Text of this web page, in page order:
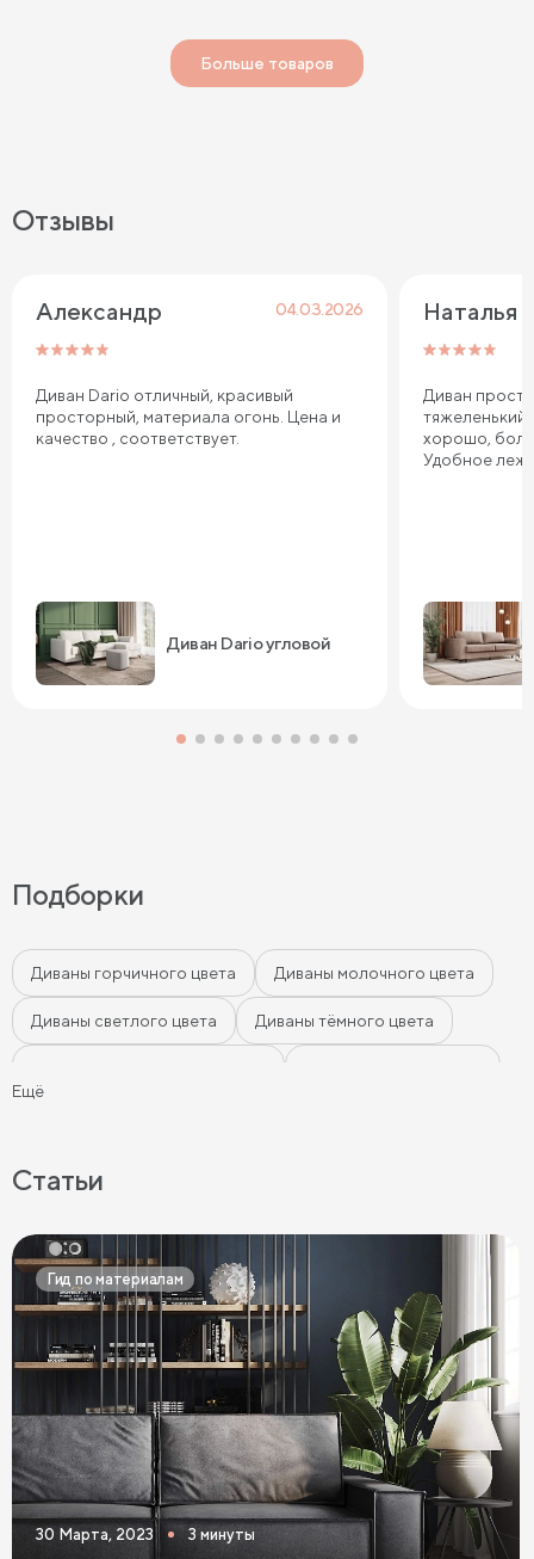
Больше товаров
Отзывы
Александр 04.03.2026
Диван Dario отличный, красивый
просторный, материала огонь. Цена и
качество , соответствует.
Диван Dario угловой
Наталья
Диван
хорошо,
Удобное
Подборки
Диваны горчичного цвета Диваны молочного цвета
Диваны светлого цвета Диваны тёмного цвета
Фиолетовые диваны Оранжевые диваны
Желтые диваны Красные диваны
Диваны шириной 110 см Раскладные диваны
Диваны в скандинавском стиле Диваны в стиле лофт
Белые диваны Бежевые диваны Зеленые диваны
Голубые диваны Выдвижные диваны
Диваны Пантограф Диваны Аккордеон
Ещё
Статьи
Гид по материалам
30 Марта, 2023 3 минуты